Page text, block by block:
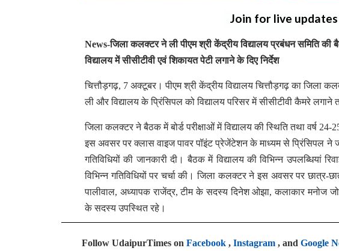
Join for live
News-जिला कलक्टर ने ली पीएम श्री केंद्रीय विद्यालय प्रबंधन समिति की
विद्यालय में सीसीटीवी एवं शिकायत पेटी लगाने के दिए निर्देश
चित्तौड़गढ़, 7 अक्टूबर। पीएम श्री केंद्रीय विद्यालय चित्तौड़गढ़ का
ली और विद्यालय के प्रिंसिपल को विद्यालय परिसर में सीसीटीवी कैमरे
जिला कलक्टर ने बैठक में बोर्ड परीक्षाओं में विद्यालय की स्थिति तथा वर्ष 24-
इस अवसर पर क्लास वाइज पावर पॉइंट प्रेजेंटेशन के माध्यम से प्रिंसिपल ने
गतिविधियों की जानकारी दी। बैठक में विद्यालय की विभिन्न उपलब्धियां
विभिन्न गतिविधियों पर चर्चा की। जिला कलक्टर ने इस अवसर पर छात्र-
पालीवाल, अध्यापक राजेंद्र, टीम के सदस्य दिनेश ओझा, कलाकार मनोज
के सदस्य उपस्थित रहे।
Follow UdaipurTimes on Facebook , Instagram , and Google